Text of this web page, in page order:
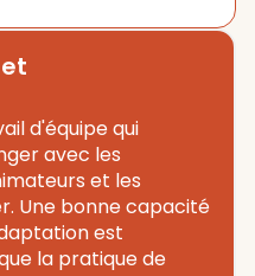
d'équipe qui
avec les
et les
Une bonne capacité
est
la pratique de